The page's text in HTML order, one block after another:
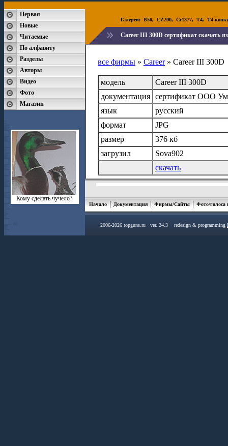
Первая
Новые
Читаемые
По алфавиту
Разделы
Авторы
Видео
Фото
Магазин
Кому сделать чучело?
Галереи: B50, CZ200, Cr1377, T4, T4
Career III 300D сертификат скачать
все фирмы » Career» Career III 300D
модель
Career III 300D
документация сертификат ООО
язык
русский
формат
JPG
размер
376 кб
загрузил
Sova902
скачать
Начало Документация Фирмы/Сайты Фото/голоса
2006-2026 topguns.ru ver. 24.3 redesign & programming